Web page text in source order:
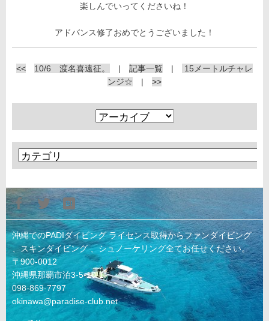
楽しんでいってくださいね！
アドバンス修了おめでとうございました！
<< 10/6 渡名喜遠征。 | 記事一覧 |
15メートルチャレ
ンジ☆ | >>
沖縄でのPADIダイビング ライセンス取得からファンダイビング
、スキンダイビング 、シュノーケリング全てお任せください。
〒900-0012
沖縄県那覇市泊3-5-10-1F
098-869-7797
okinawa@paradise-club.net